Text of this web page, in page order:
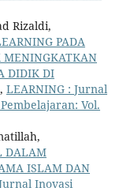
Rizaldi,
PADA
MENINGKATKAN
DIDIK DI
, LEARNING : Jurnal
Vol.
DALAM
ISLAM DAN
Inovasi